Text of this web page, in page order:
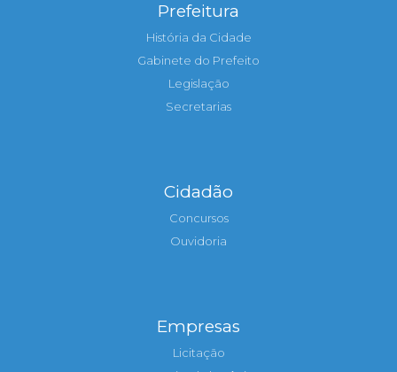
Prefeitura
História da Cidade
Gabinete do Prefeito
Legislação
Secretarias
Cidadão
Concursos
Ouvidoria
Empresas
Licitação